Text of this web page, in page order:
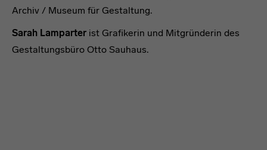
Archiv / Museum für Gestaltung.
Sarah Lamparter ist Grafikerin und Mitgründerin des
Gestaltungsbüro Otto Sauhaus.